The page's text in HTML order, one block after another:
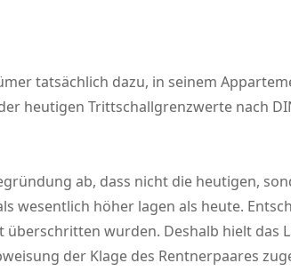
tatsächlich dazu, in seinem
heutigen Trittschallgrenzwerte nach
ab, dass nicht die heutigen,
wesentlich höher lagen als heute.
wurden. Deshalb hielt das
der Klage des Rentnerpaares